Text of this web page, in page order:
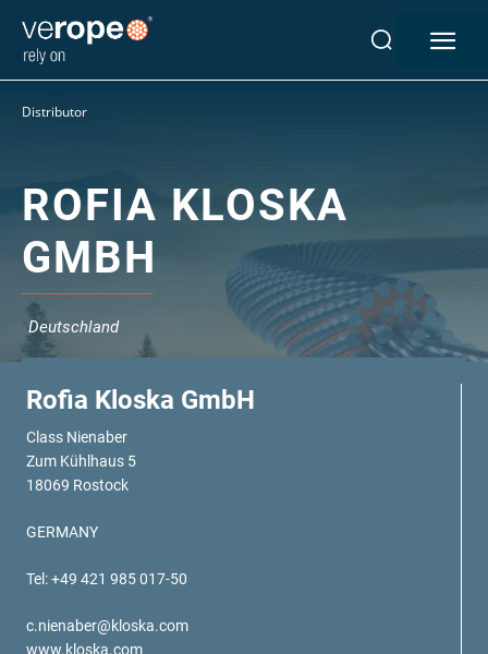
verotop XP
verotop
verotop S
verotop S+
verotop E
vero 4
verostar 8
veropro 8
veropower 8
veropro 10
verosteel 8
Unternehmen
verope Wordwide
Future
Distributor
ROFIA KLOSKA
GMBH
Deutschland
Rofia Kloska GmbH
Class Nienaber
Zum Kühlhaus 5
18069 Rostock
GERMANY
Tel: +49 421 985 017-50
c.nienaber@kloska.com
www.kloska.com